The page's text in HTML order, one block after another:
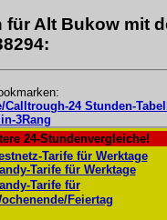
Alt Bukow mit
24 Stunden-
3Rang
24-Stundenvergleiche!
Tarife für Werktage
Tarife für Werktage
Tarife für
Feiertag